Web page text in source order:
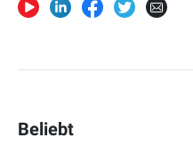
Beliebt